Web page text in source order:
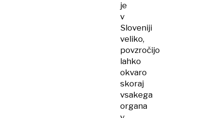
je
v
Sloveniji
veliko,
povzročijo
lahko
okvaro
skoraj
vsakega
organa